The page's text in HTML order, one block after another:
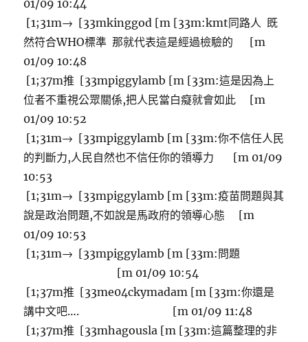
01/09 10:44
[1;31m→ [33mkinggod [m [33m:kmt同路人 既
然符合WHO標準 那就代表這是經過檢驗的 [m
01/09 10:48
[1;37m推 [33mpiggylamb [m [33m:這是因為上
位者不重視公眾關係,把人民當白癡就會如此 [m
01/09 10:52
[1;31m→ [33mpiggylamb [m [33m:你不信任人民
的判斷力,人民自然也不信任你的領導力 [m 01/09
10:53
[1;31m→ [33mpiggylamb [m [33m:疫苗問題與其
說是政治問題,不如說是馬政府的領導心態 [m
01/09 10:53
[1;31m→ [33mpiggylamb [m [33m:問題
[m 01/09 10:54
[1;37m推 [33me04ckymadam [m [33m:你還是
講中文吧…. [m 01/09 11:48
[1;37m推 [33mhagousla [m [33m:這篇整理的非